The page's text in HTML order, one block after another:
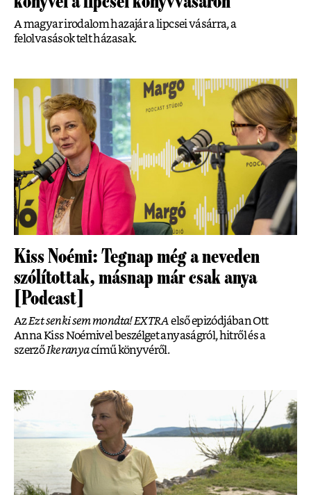
A magyar irodalom hazajár a lipcsei vásárra, a
felolvasások telt házasak.
Kiss Noémi: Tegnap még a neveden
szólítottak, másnap már csak anya
[Podcast]
AzEzt senki sem mondta! EXTRAelső epizódjában Ott
Anna Kiss Noémivel beszélget anyaságról, hitről és a
szerzőIkeranyacímű könyvéről.